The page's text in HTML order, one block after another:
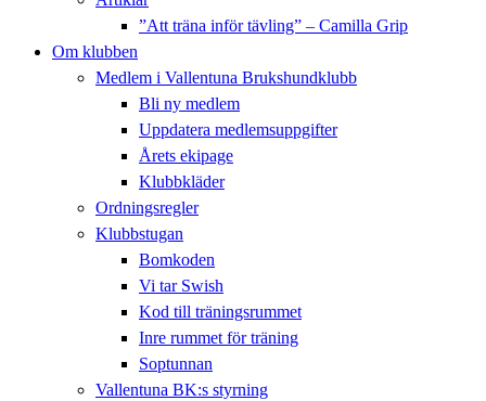
”Att träna inför tävling” – Camilla Grip
Om klubben
Medlem i Vallentuna Brukshundklubb
Bli ny medlem
Uppdatera medlemsuppgifter
Årets ekipage
Klubbkläder
Ordningsregler
Klubbstugan
Bomkoden
Vi tar Swish
Kod till träningsrummet
Inre rummet för träning
Soptunnan
Vallentuna BK:s styrning